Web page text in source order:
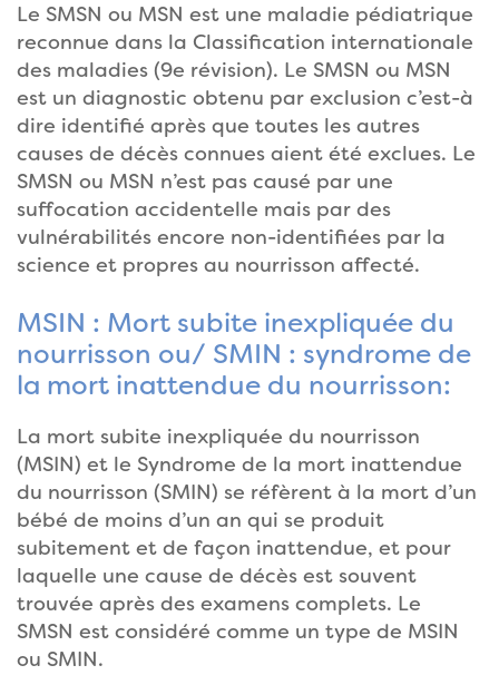
Le SMSN ou MSN est une maladie pédiatrique
reconnue dans la Classification internationale
des maladies (9e révision). Le SMSN ou MSN
est un diagnostic obtenu par exclusion c’est-à
dire identifié après que toutes les autres
causes de décès connues aient été exclues. Le
SMSN ou MSN n’est pas causé par une
suffocation accidentelle mais par des
vulnérabilités encore non-identifiées par la
science et propres au nourrisson affecté.
MSIN : Mort subite inexpliquée du
nourrisson ou/ SMIN : syndrome de
la mort inattendue du nourrisson:
La mort subite inexpliquée du nourrisson
(MSIN) et le Syndrome de la mort inattendue
du nourrisson (SMIN) se réfèrent à la mort d’un
bébé de moins d’un an qui se produit
subitement et de façon inattendue, et pour
laquelle une cause de décès est souvent
trouvée après des examens complets. Le
SMSN est considéré comme un type de MSIN
ou SMIN.